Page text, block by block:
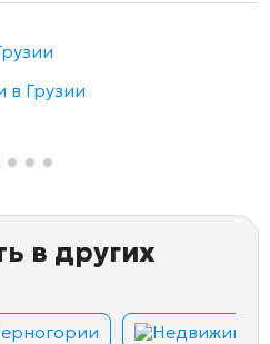
Грузии
в других